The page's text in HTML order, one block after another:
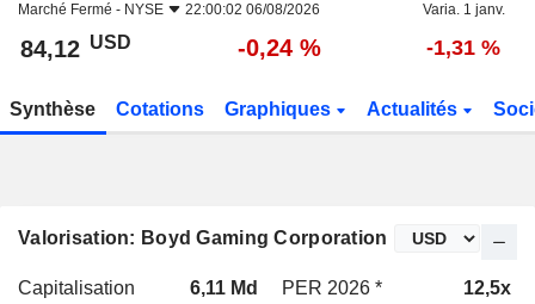
Marché Fermé - NYSE 22:00:02 06/08/2026 Varia. 1 janv.
84,12 USD -0,24 % -1,31 %
Synthèse Cotations Graphiques Actualités
Valorisation: Boyd Gaming Corporation
Capitalisation 6,11 Md PER 2026 *
12,5x